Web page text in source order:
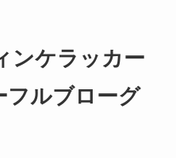
ンケラッカー
フルブローグ